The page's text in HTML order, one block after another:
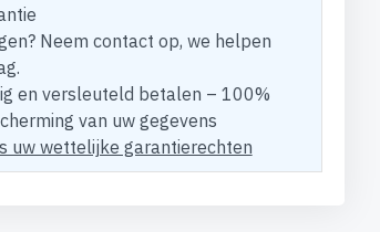
Neem contact op, we helpen
en versleuteld betalen – 100%
van uw gegevens
uw wettelijke garantierechten